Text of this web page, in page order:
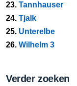
23. Tannhauser
24. Tjalk
25. Unterelbe
26. Wilhelm 3
Verder zoeken